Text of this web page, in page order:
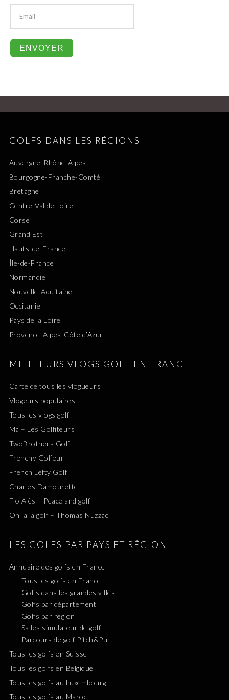
GOLFS DANS LES RÉGIONS
Auvergne-Rhône-Alpes
Bourgogne-Franche-Comté
Bretagne
Centre-Val de Loire
Corse
Grand Est
Hauts-de-France
Île-de-France
Normandie
Nouvelle-Aquitaine
Occitanie
Pays de la Loire
Provence-Alpes-Côte d’Azur
MEILLEURS VLOGS GOLF EN FRANCE
Carte de tous les vlogueurs
Vlogeurs populaires
Tous les vlogs golf
Ma – Les Golfiteurs
TwoBrothers Golf
Frenchy Golfeur
French Lefty Golf
Charles Damourette
Flo Alès – Peace and golf
Oh la la golf – Thomas Nuzzaci
LES GOLFS PAR PAYS ET RÉGION
Annuaire des golfs en France
Tous les golfs en France
Golfs dans les grandes villes
Golfs par département
Golfs par région
Salles simulateur de golf
Parcours de golf Pitch&Putt
Tous les golfs en Suisse
Tous les golfs en Belgique
Tous les golfs au Luxembourg
Tous les golfs au Maroc